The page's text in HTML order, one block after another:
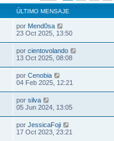
ÚLTIMO MENSAJE
por Mend0sa
23 Oct 2025, 13:50
por cientovolando
13 Oct 2025, 08:08
por Cenobia
04 Feb 2025, 12:21
por silva
05 Jun 2024, 13:05
por JessicaFoji
17 Oct 2023, 23:21